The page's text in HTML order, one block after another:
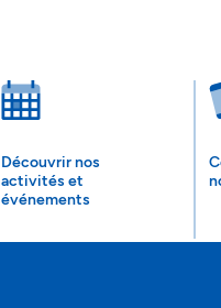
Découvrir nos
activités et
événements